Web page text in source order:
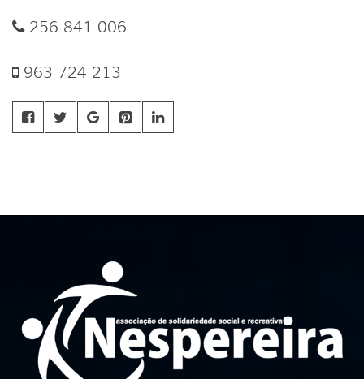
256 841 006
963 724 213